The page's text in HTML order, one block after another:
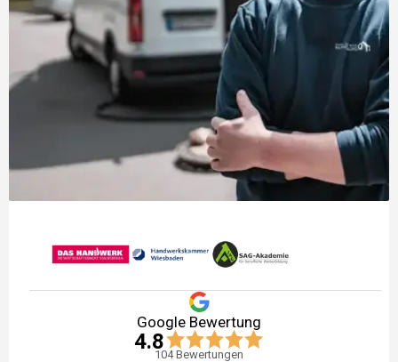
Google Bewertung
4.8
104Bewertungen